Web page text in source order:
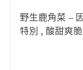
野生鹿角菜 –
特別 , 酸甜爽脆